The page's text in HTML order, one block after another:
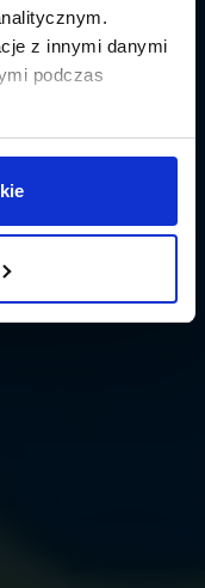
z innymi danymi
podczas